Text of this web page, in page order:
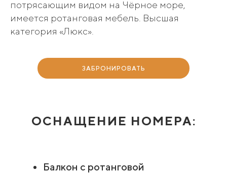
потрясающим видом на Чёрное море,
имеется ротанговая мебель. Высшая
категория «Люкс».
ЗАБРОНИРОВАТЬ
ОСНАЩЕНИЕ НОМЕРА:
Балкон с ротанговой